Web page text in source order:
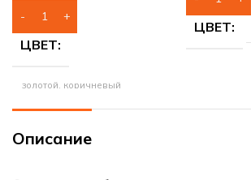
ЦВЕТ
золотой, коричневый
МАТЕРИАЛ РАМЫ
ЦВЕТ
Описание